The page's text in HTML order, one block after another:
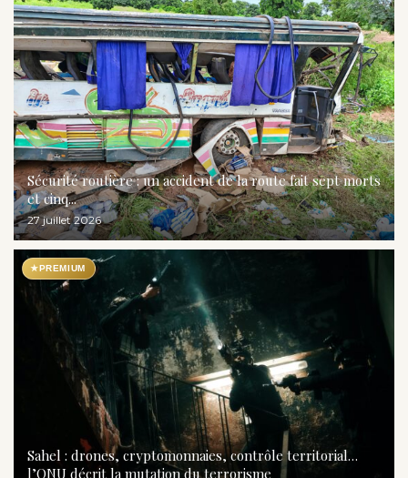
Sécurité routière : un accident de la route fait sept morts
et cinq...
27 juillet 2026
★PREMIUM
Sahel : drones, cryptomonnaies, contrôle territorial…
l’ONU décrit la mutation du terrorisme